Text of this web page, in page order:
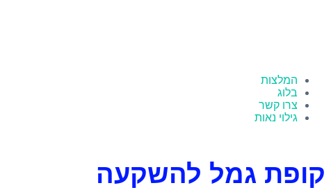
המלצות
בלוג
צרו קשר
גילוי נאות
קופת גמל להשקעה